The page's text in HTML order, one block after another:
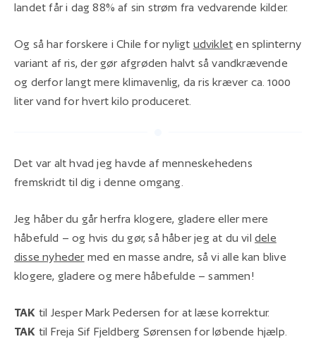
landet får i dag 88% af sin strøm fra vedvarende kilder.
Og så har forskere i Chile for nyligt udviklet en splinterny
variant af ris, der gør afgrøden halvt så vandkrævende
og derfor langt mere klimavenlig, da ris kræver ca. 1000
liter vand for hvert kilo produceret.
Det var alt hvad jeg havde af menneskehedens
fremskridt til dig i denne omgang.
Jeg håber du går herfra klogere, gladere eller mere
håbefuld – og hvis du gør, så håber jeg at du vildele
disse nyhedermed en masse andre, så vi alle kan blive
klogere, gladere og mere håbefulde – sammen!
TAK til Jesper Mark Pedersen for at læse korrektur.
TAK til Freja Sif Fjeldberg Sørensen for løbende hjælp.